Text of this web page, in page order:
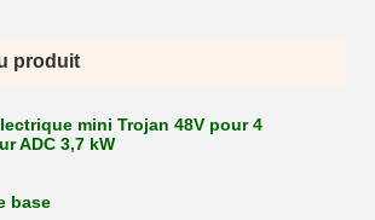
produit
mini Trojan 48V pour 4
ADC 3,7 kW
base